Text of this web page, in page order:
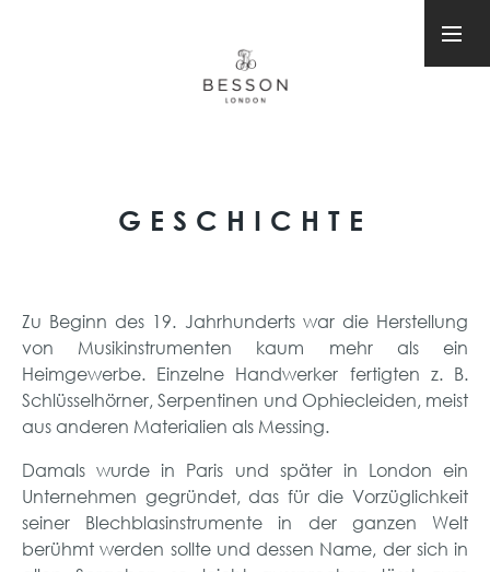
GESCHICHTE
Zu Beginn des 19. Jahrhunderts war die Herstellung
von Musikinstrumenten kaum mehr als ein
Heimgewerbe. Einzelne Handwerker fertigten z. B.
Schlüsselhörner, Serpentinen und Ophiecleiden, meist
aus anderen Materialien als Messing.
Damals wurde in Paris und später in London ein
Unternehmen gegründet, das für die Vorzüglichkeit
seiner Blechblasinstrumente in der ganzen Welt
berühmt werden sollte und dessen Name, der sich in